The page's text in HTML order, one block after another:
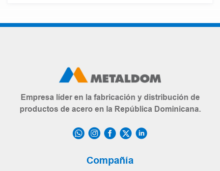
Empresa líder en la fabricación y distribución de
productos de acero en la República Dominicana.
Compañía